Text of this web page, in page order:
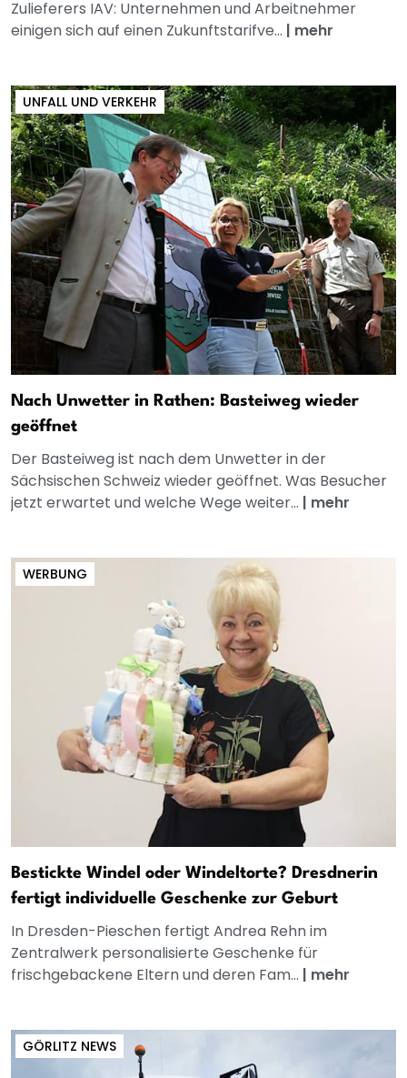
Zulieferers IAV: Unternehmen und Arbeitnehmer
einigen sich auf einen Zukunftstarifve... | mehr
UNFALL UND VERKEHR
Nach Unwetter in Rathen: Basteiweg wieder
geöffnet
Der Basteiweg ist nach dem Unwetter in der
Sächsischen Schweiz wieder geöffnet. Was Besucher
jetzt erwartet und welche Wege weiter... | mehr
WERBUNG
Bestickte Windel oder Windeltorte? Dresdnerin
fertigt individuelle Geschenke zur Geburt
In Dresden-Pieschen fertigt Andrea Rehn im
Zentralwerk personalisierte Geschenke für
frischgebackene Eltern und deren Fam... | mehr
GÖRLITZ NEWS